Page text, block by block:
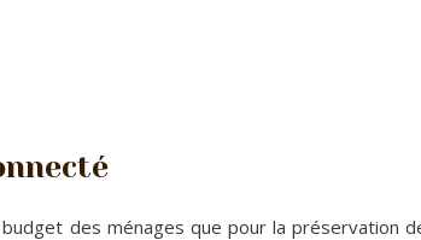
des ménages que pour la préservation de